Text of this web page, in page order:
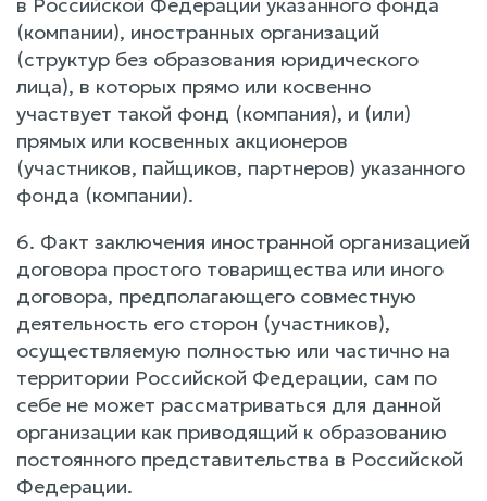
в Российской Федерации указанного фонда
(компании), иностранных организаций
(структур без образования юридического
лица), в которых прямо или косвенно
участвует такой фонд (компания), и (или)
прямых или косвенных акционеров
(участников, пайщиков, партнеров) указанного
фонда (компании).
6. Факт заключения иностранной организацией
договора простого товарищества или иного
договора, предполагающего совместную
деятельность его сторон (участников),
осуществляемую полностью или частично на
территории Российской Федерации, сам по
себе не может рассматриваться для данной
организации как приводящий к образованию
постоянного представительства в Российской
Федерации.